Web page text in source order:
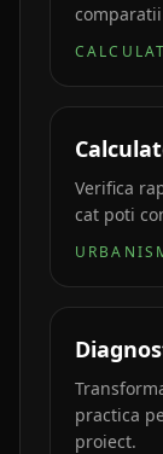
Verifica
cat poti
practica
proiect.